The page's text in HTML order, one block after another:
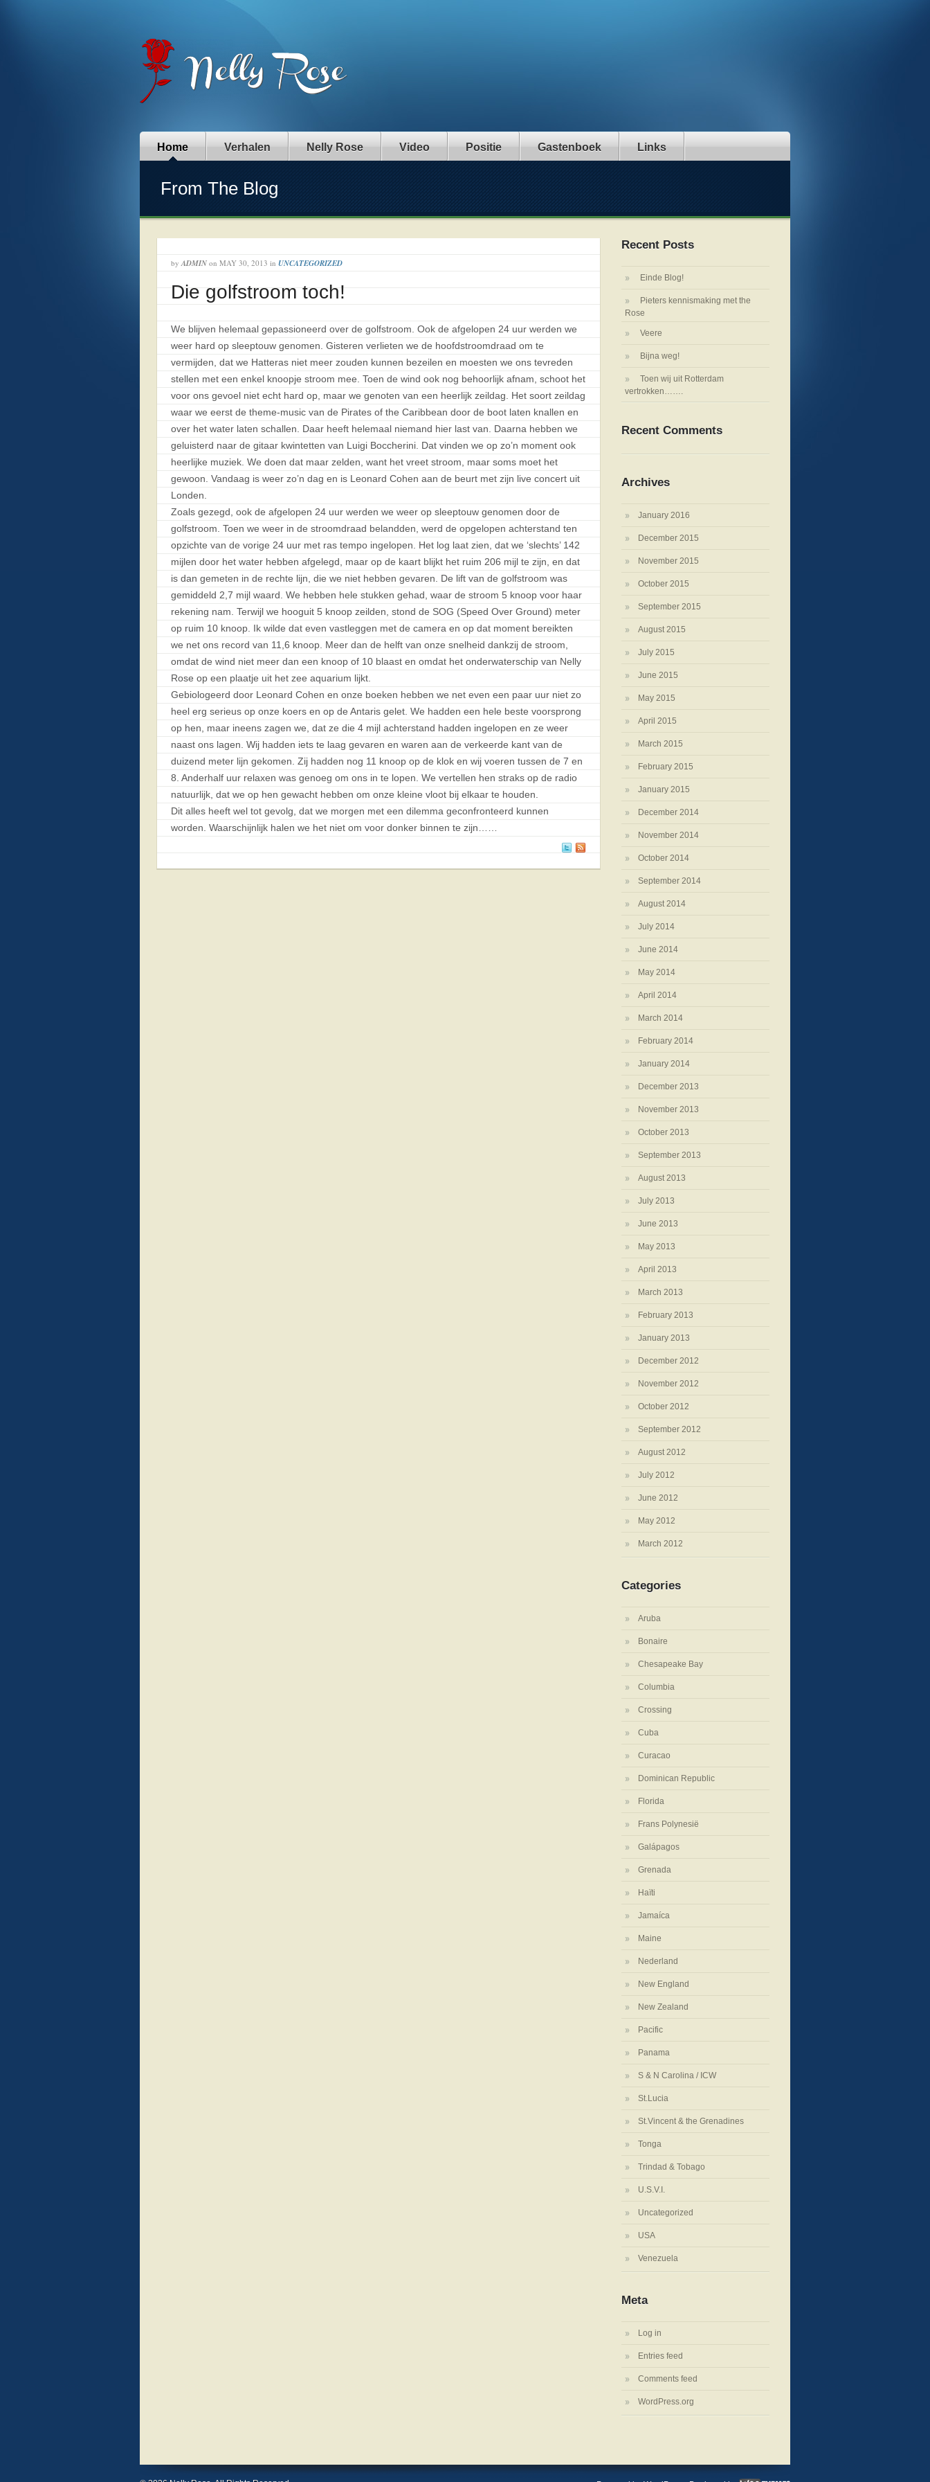
Home Verhalen Nelly Rose Video Positie Gastenboek Links
From The Blog
by ADMIN on MAY 30, 2013 in UNCATEGORIZED
Die golfstroom toch!
We blijven helemaal gepassioneerd over de golfstroom. Ook de afgelopen 24 uur werden we
weer hard op sleeptouw genomen. Gisteren verlieten we de hoofdstroomdraad om te
vermijden, dat we Hatteras niet meer zouden kunnen bezeilen en moesten we ons tevreden
stellen met een enkel knoopje stroom mee. Toen de wind ook nog behoorlijk afnam, schoot het
voor ons gevoel niet echt hard op, maar we genoten van een heerlijk zeildag. Het soort zeildag
waar we eerst de theme-music van de Pirates of the Caribbean door de boot laten knallen en
over het water laten schallen. Daar heeft helemaal niemand hier last van. Daarna hebben we
geluisterd naar de gitaar kwintetten van Luigi Boccherini. Dat vinden we op zo’n moment ook
heerlijke muziek. We doen dat maar zelden, want het vreet stroom, maar soms moet het
gewoon. Vandaag is weer zo’n dag en is Leonard Cohen aan de beurt met zijn live concert uit
Londen.
Zoals gezegd, ook de afgelopen 24 uur werden we weer op sleeptouw genomen door de
golfstroom. Toen we weer in de stroomdraad belandden, werd de opgelopen achterstand ten
opzichte van de vorige 24 uur met ras tempo ingelopen. Het log laat zien, dat we ‘slechts’ 142
mijlen door het water hebben afgelegd, maar op de kaart blijkt het ruim 206 mijl te zijn, en dat
is dan gemeten in de rechte lijn, die we niet hebben gevaren. De lift van de golfstroom was
gemiddeld 2,7 mijl waard. We hebben hele stukken gehad, waar de stroom 5 knoop voor haar
rekening nam. Terwijl we hooguit 5 knoop zeilden, stond de SOG (Speed Over Ground) meter
op ruim 10 knoop. Ik wilde dat even vastleggen met de camera en op dat moment bereikten
we net ons record van 11,6 knoop. Meer dan de helft van onze snelheid dankzij de stroom,
omdat de wind niet meer dan een knoop of 10 blaast en omdat het onderwaterschip van Nelly
Rose op een plaatje uit het zee aquarium lijkt.
Gebiologeerd door Leonard Cohen en onze boeken hebben we net even een paar uur niet zo
heel erg serieus op onze koers en op de Antaris gelet. We hadden een hele beste voorsprong
op hen, maar ineens zagen we, dat ze die 4 mijl achterstand hadden ingelopen en ze weer
naast ons lagen. Wij hadden iets te laag gevaren en waren aan de verkeerde kant van de
duizend meter lijn gekomen. Zij hadden nog 11 knoop op de klok en wij voeren tussen de 7 en
8. Anderhalf uur relaxen was genoeg om ons in te lopen. We vertellen hen straks op de radio
natuurlijk, dat we op hen gewacht hebben om onze kleine vloot bij elkaar te houden.
Dit alles heeft wel tot gevolg, dat we morgen met een dilemma geconfronteerd kunnen
worden. Waarschijnlijk halen we het niet om voor donker binnen te zijn……
Recent Posts
Einde Blog!
Pieters kennismaking met the
Rose
Veere
Bijna weg!
Toen wij uit Rotterdam
vertrokken…….
Recent Comments
Archives
January 2016
December 2015
November 2015
October 2015
September 2015
August 2015
July 2015
June 2015
May 2015
April 2015
March 2015
February 2015
January 2015
December 2014
November 2014
October 2014
September 2014
August 2014
July 2014
June 2014
May 2014
April 2014
March 2014
February 2014
January 2014
December 2013
November 2013
October 2013
September 2013
August 2013
July 2013
June 2013
May 2013
April 2013
March 2013
February 2013
January 2013
December 2012
November 2012
October 2012
September 2012
August 2012
July 2012
June 2012
May 2012
March 2012
Categories
Aruba
Bonaire
Chesapeake Bay
Columbia
Crossing
Cuba
Curacao
Dominican Republic
Florida
Frans Polynesië
Galápagos
Grenada
Haïti
Jamaíca
Maine
Nederland
New England
New Zealand
Pacific
Panama
S & N Carolina / ICW
St.Lucia
St.Vincent & the Grenadines
Tonga
Trindad & Tobago
U.S.V.I.
Uncategorized
USA
Venezuela
Meta
Log in
Entries feed
Comments feed
WordPress.org